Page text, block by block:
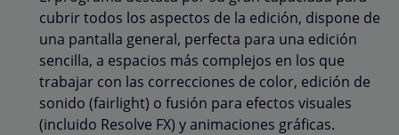
cubrir todos los aspectos de la edición, dispone de
una pantalla general, perfecta para una edición
sencilla, a espacios más complejos en los que
trabajar con las correcciones de color, edición de
sonido (fairlight) o fusión para efectos visuales
(incluido Resolve FX) y animaciones gráficas.